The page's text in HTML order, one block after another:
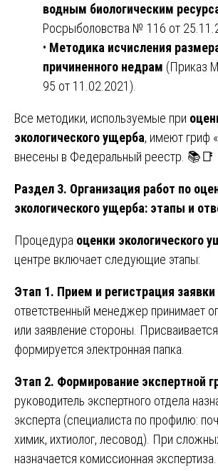
водным биологическим
Росрыболовства № 116 от
• Методика исчисления
причиненного недрам (Приказ
95 от 11.02.2021).
Все методики, используемые при
экологического ущерба, имеют гриф
внесены в Федеральный реестр. 📚📑
Раздел 3. Организация работ по
экологического ущерба: этапы и
Процедура оценки экологического
центре включает следующие этапы:
Этап 1. Прием и регистрация заявки
ответственный менеджер принимает
или заявление стороны.
формируется электронная папка.
Этап 2. Формирование экспертной
руководитель экспертного отдела
эксперта (специалиста по профилю:
химик, ихтиолог, лесовод). При
назначается комиссионная экспертиза.